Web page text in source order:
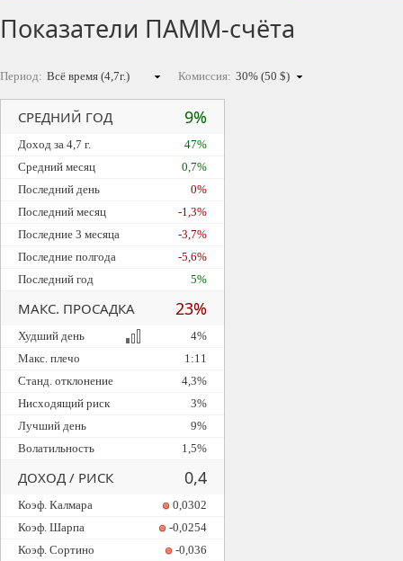
Показатели ПАММ-счёта
Период: Комиссия:
СРЕДНИЙ ГОД 9%
Доход за 4,7 г.
47%
Средний месяц
0,7%
Последний день
0%
Последний месяц
-1,3%
Последние 3 месяца
-3,7%
Последние полгода
-5,6%
Последний год
5%
МАКС. ПРОСАДКА 23%
Худший день
4%
Макс. плечо
1:11
Станд. отклонение
4,3%
Нисходящий риск
3%
Лучший день
9%
Волатильность
1,5%
ДОХОД / РИСК 0,4
Коэф. Калмара
0,0302
Коэф. Шарпа
-0,0254
Коэф. Сортино
-0,036